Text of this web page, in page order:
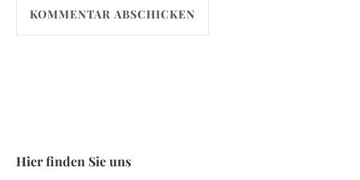
Hier finden Sie uns